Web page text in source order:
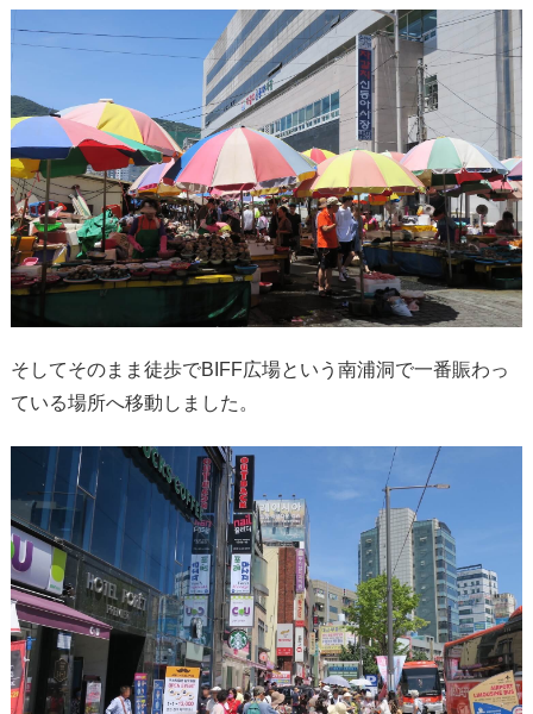
そしてそのまま徒歩でBIFF広場という南浦洞で一番賑わっ
ている場所へ移動しました。